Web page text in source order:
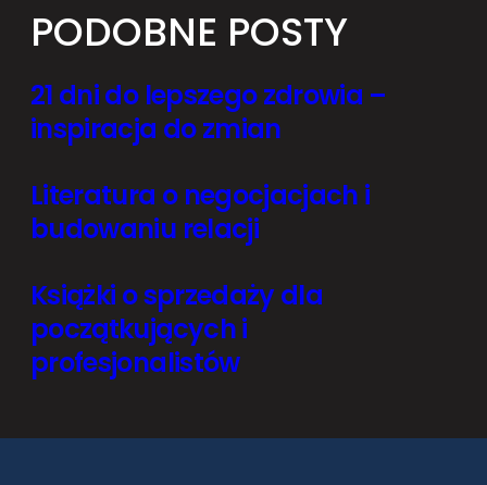
PODOBNE POSTY
21 dni do lepszego zdrowia –
inspiracja do zmian
Literatura o negocjacjach i
budowaniu relacji
Książki o sprzedaży dla
początkujących i
profesjonalistów